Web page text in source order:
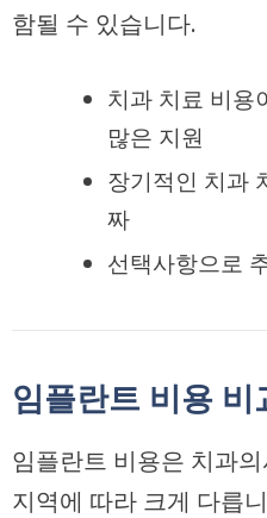
함될 수 있습니다.
치과 치료 비용
많은 지원
장기적인 치과
짜
선택사항으로
임플란트 비용 비
임플란트 비용은 치과
지역에 따라 크게 다릅